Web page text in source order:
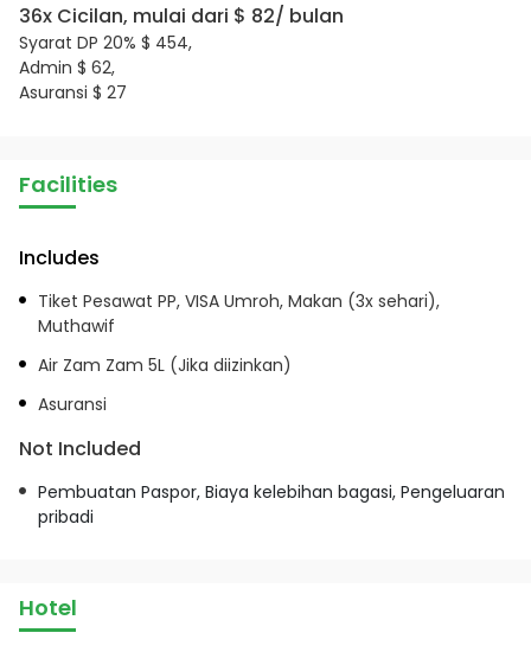
36x Cicilan, mulai dari $ 82/ bulan
Syarat DP 20% $ 454,
Admin $ 62,
Asuransi $ 27
Facilities
Includes
Tiket Pesawat PP, VISA Umroh, Makan (3x sehari),
Muthawif
Air Zam Zam 5L (Jika diizinkan)
Asuransi
Not Included
Pembuatan Paspor, Biaya kelebihan bagasi, Pengeluaran
pribadi
Hotel